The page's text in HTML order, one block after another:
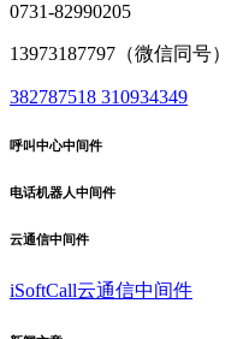
0731-82990205
13973187797（微信同号）
382787518 310934349
呼叫中心中间件
电话机器人中间件
云通信中间件
iSoftCall云通信中间件